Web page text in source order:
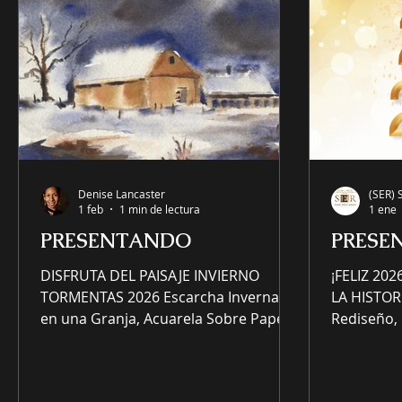
proyectos empresariales; no obs
mi
PRESENTANDO
DISFRUTA DEL PAISAJE INVIERNO
TORMENTAS 2026 Escarcha Invernal
en una Granja, Acuarela Sobre Papel
Denise Lancaster
1 feb
1 min de lectura
¡FELIZ
LA
Rediseño, Ltd. 🤍 ♡ 🤍 ♡
(SER)
1 ene